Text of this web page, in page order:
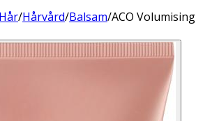
Hår/Hårvård/Balsam/ACO Volumising